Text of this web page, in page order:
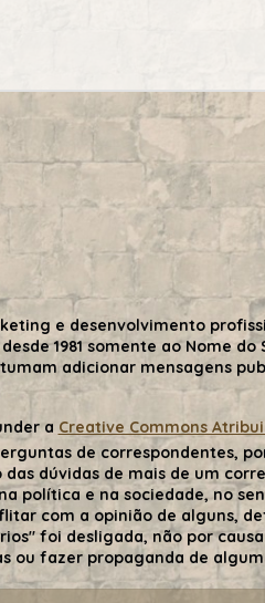
e desenvolvimento
1981 somente ao Nome
adicionar mensagens
a Creative Commons
de correspondentes,
dúvidas de mais de um
política e na sociedade, no
com a opinião de alguns,
foi desligada, não por
ou fazer propaganda de